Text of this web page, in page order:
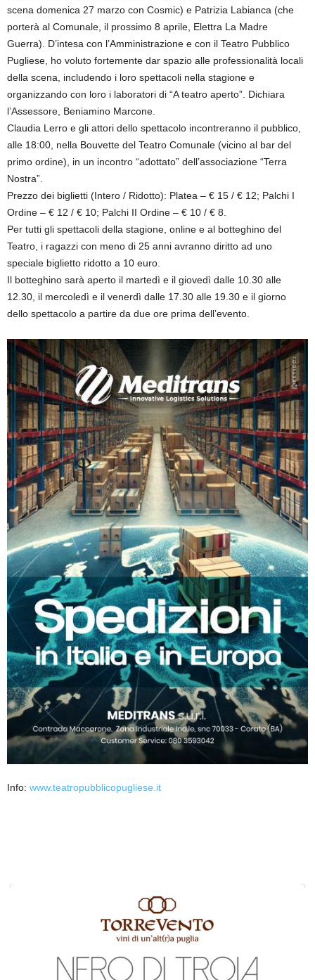
scena domenica 27 marzo con Cosmic) e Patrizia Labianca (che
porterà al Comunale, il prossimo 8 aprile, Elettra La Madre
Guerra). D’intesa con l’Amministrazione e con il Teatro Pubblico
Pugliese, ho voluto fortemente dar spazio alle professionalità locali
della scena, includendo i loro spettacoli nella stagione e
organizzando con loro i laboratori di “A teatro aperto”. Dichiara
l’Assessore, Beniamino Marcone.
Claudia Lerro e gli attori dello spettacolo incontreranno il pubblico,
alle 18:00, nella Bouvette del Teatro Comunale (vicino al bar del
primo ordine), in un incontro “adottato” dell’associazione “Terra
Nostra”.
Prezzo dei biglietti (Intero / Ridotto): Platea – € 15 / € 12; Palchi I
Ordine – € 12 / € 10; Palchi II Ordine – € 10 / € 8.
Per tutti gli spettacoli della stagione, online e al botteghino del
Teatro, i ragazzi con meno di 25 anni avranno diritto ad uno
speciale biglietto ridotto a 10 euro.
Il botteghino sarà aperto il martedì e il giovedì dalle 10.30 alle
12.30, il mercoledì e il venerdì dalle 17.30 alle 19.30 e il giorno
dello spettacolo a partire da due ore prima dell’evento.
Info: www.teatropubblicopugliese.it